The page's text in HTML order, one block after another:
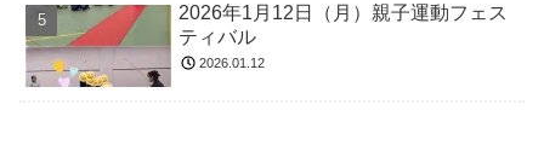
2026年1月12日（月）親子運動フェス
ティバル
2026.01.12